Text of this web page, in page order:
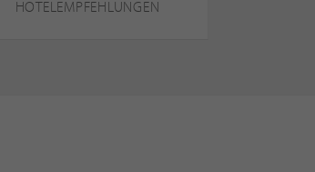
HOTELEMPFEHLUNGEN